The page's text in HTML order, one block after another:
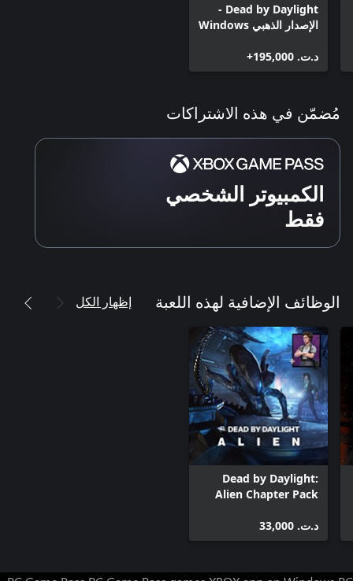
Dead by Daylight -
الإصدار الذهبي Windows
د.ت.‏ 195,000+
مُضمّن في هذه الاشتراكات
الكمبيوتر الشخصي
فقط
الوظائف الإضافية لهذه اللعبة إظهار الكل
Dead by Daylight:
Alien Chapter Pack
د.ت.‏ 33,000